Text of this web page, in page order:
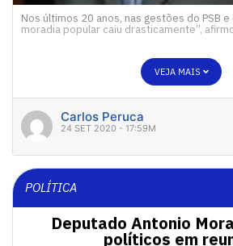
Nos últimos 20 anos, nas gestões do PSB e
moradia popular caiu drasticamente”,
VEJA MAIS
Carlos Peruca
24 SET 2020 - 17:59M
POLÍTICA
Deputado Antonio
políticos em